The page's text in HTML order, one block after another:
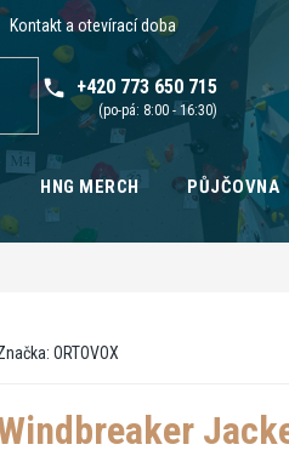
Kontakt a otevírací doba
+420 773 650 715
HNG MERCH PŮJČOVNA
ORTOVOX